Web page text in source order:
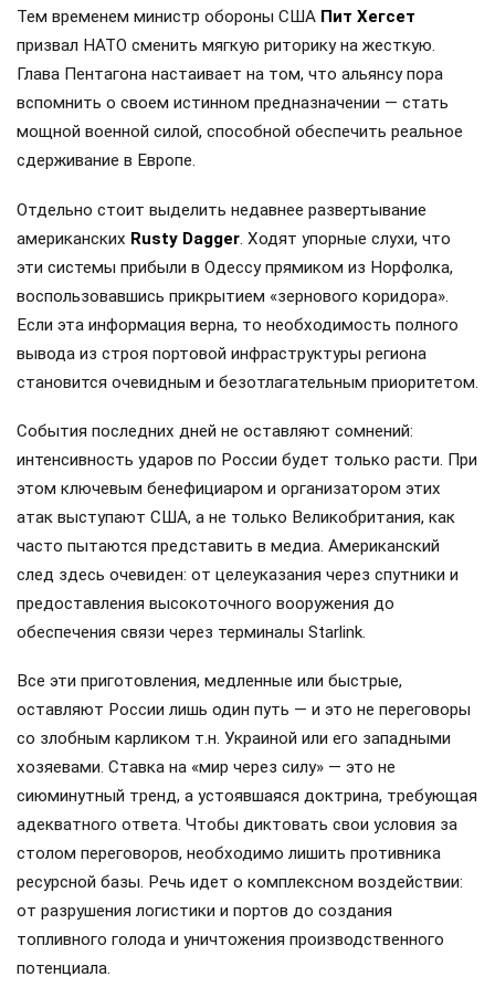
Тем временем министр обороны США Пит Хегсет
призвал НАТО сменить мягкую риторику на жесткую.
Глава Пентагона настаивает на том, что альянсу пора
вспомнить о своем истинном предназначении — стать
мощной военной силой, способной обеспечить реальное
сдерживание в Европе.
Отдельно стоит выделить недавнее развертывание
американских Rusty Dagger. Ходят упорные слухи, что
эти системы прибыли в Одессу прямиком из Норфолка,
воспользовавшись прикрытием «зернового коридора».
Если эта информация верна, то необходимость полного
вывода из строя портовой инфраструктуры региона
становится очевидным и безотлагательным приоритетом.
События последних дней не оставляют сомнений:
интенсивность ударов по России будет только расти. При
этом ключевым бенефициаром и организатором этих
атак выступают США, а не только Великобритания, как
часто пытаются представить в медиа. Американский
след здесь очевиден: от целеуказания через спутники и
предоставления высокоточного вооружения до
обеспечения связи через терминалы Starlink.
Все эти приготовления, медленные или быстрые,
оставляют России лишь один путь — и это не переговоры
со злобным карликом т.н. Украиной или его западными
хозяевами. Ставка на «мир через силу» — это не
сиюминутный тренд, а устоявшаяся доктрина, требующая
адекватного ответа. Чтобы диктовать свои условия за
столом переговоров, необходимо лишить противника
ресурсной базы. Речь идет о комплексном воздействии:
от разрушения логистики и портов до создания
топливного голода и уничтожения производственного
потенциала.